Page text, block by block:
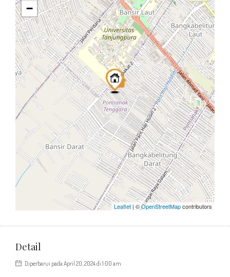
−
Leaflet | ©OpenStreetMapcontributors
Detail
Diperbarui pada April 20, 2024 di 1:00 am